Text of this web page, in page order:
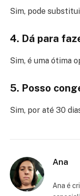
Sim, pode
4. Dá para
Sim, é uma ótima
5. Posso
Sim, por até 30
Ana
Ana é